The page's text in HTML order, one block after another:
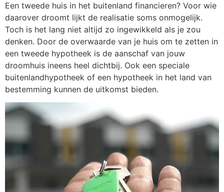
Een tweede huis in het buitenland financieren? Voor wie
daarover droomt lijkt de realisatie soms onmogelijk.
Toch is het lang niet altijd zo ingewikkeld als je zou
denken. Door de overwaarde van je huis om te zetten in
een tweede hypotheek is de aanschaf van jouw
droomhuis ineens heel dichtbij. Ook een speciale
buitenlandhypotheek of een hypotheek in het land van
bestemming kunnen de uitkomst bieden.